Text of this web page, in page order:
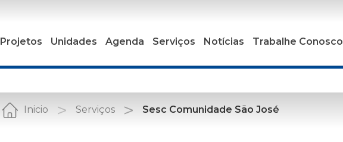
Projetos Unidades Agenda Serviços Notícias Trabalhe Conosco
Inicio Serviços Sesc Comunidade São José